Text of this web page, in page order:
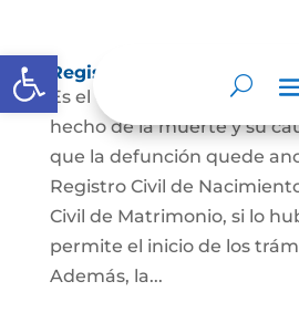
Abrir barra de herramientas
Registro Civil de Defunción
Es el documento público
hecho de la muerte y su
que la defunción quede
Registro Civil de
Civil de Matrimonio, si lo
permite el inicio de los
Además, la...